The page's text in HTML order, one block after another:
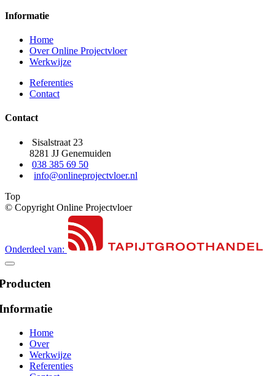
Informatie
Home
Over Online Projectvloer
Werkwijze
Referenties
Contact
Contact
Sisalstraat 23
8281 JJ Genemuiden
038 385 69 50
info@onlineprojectvloer.nl
Top
© Copyright Online Projectvloer
Onderdeel van:
Home
Over
Werkwijze
Referenties